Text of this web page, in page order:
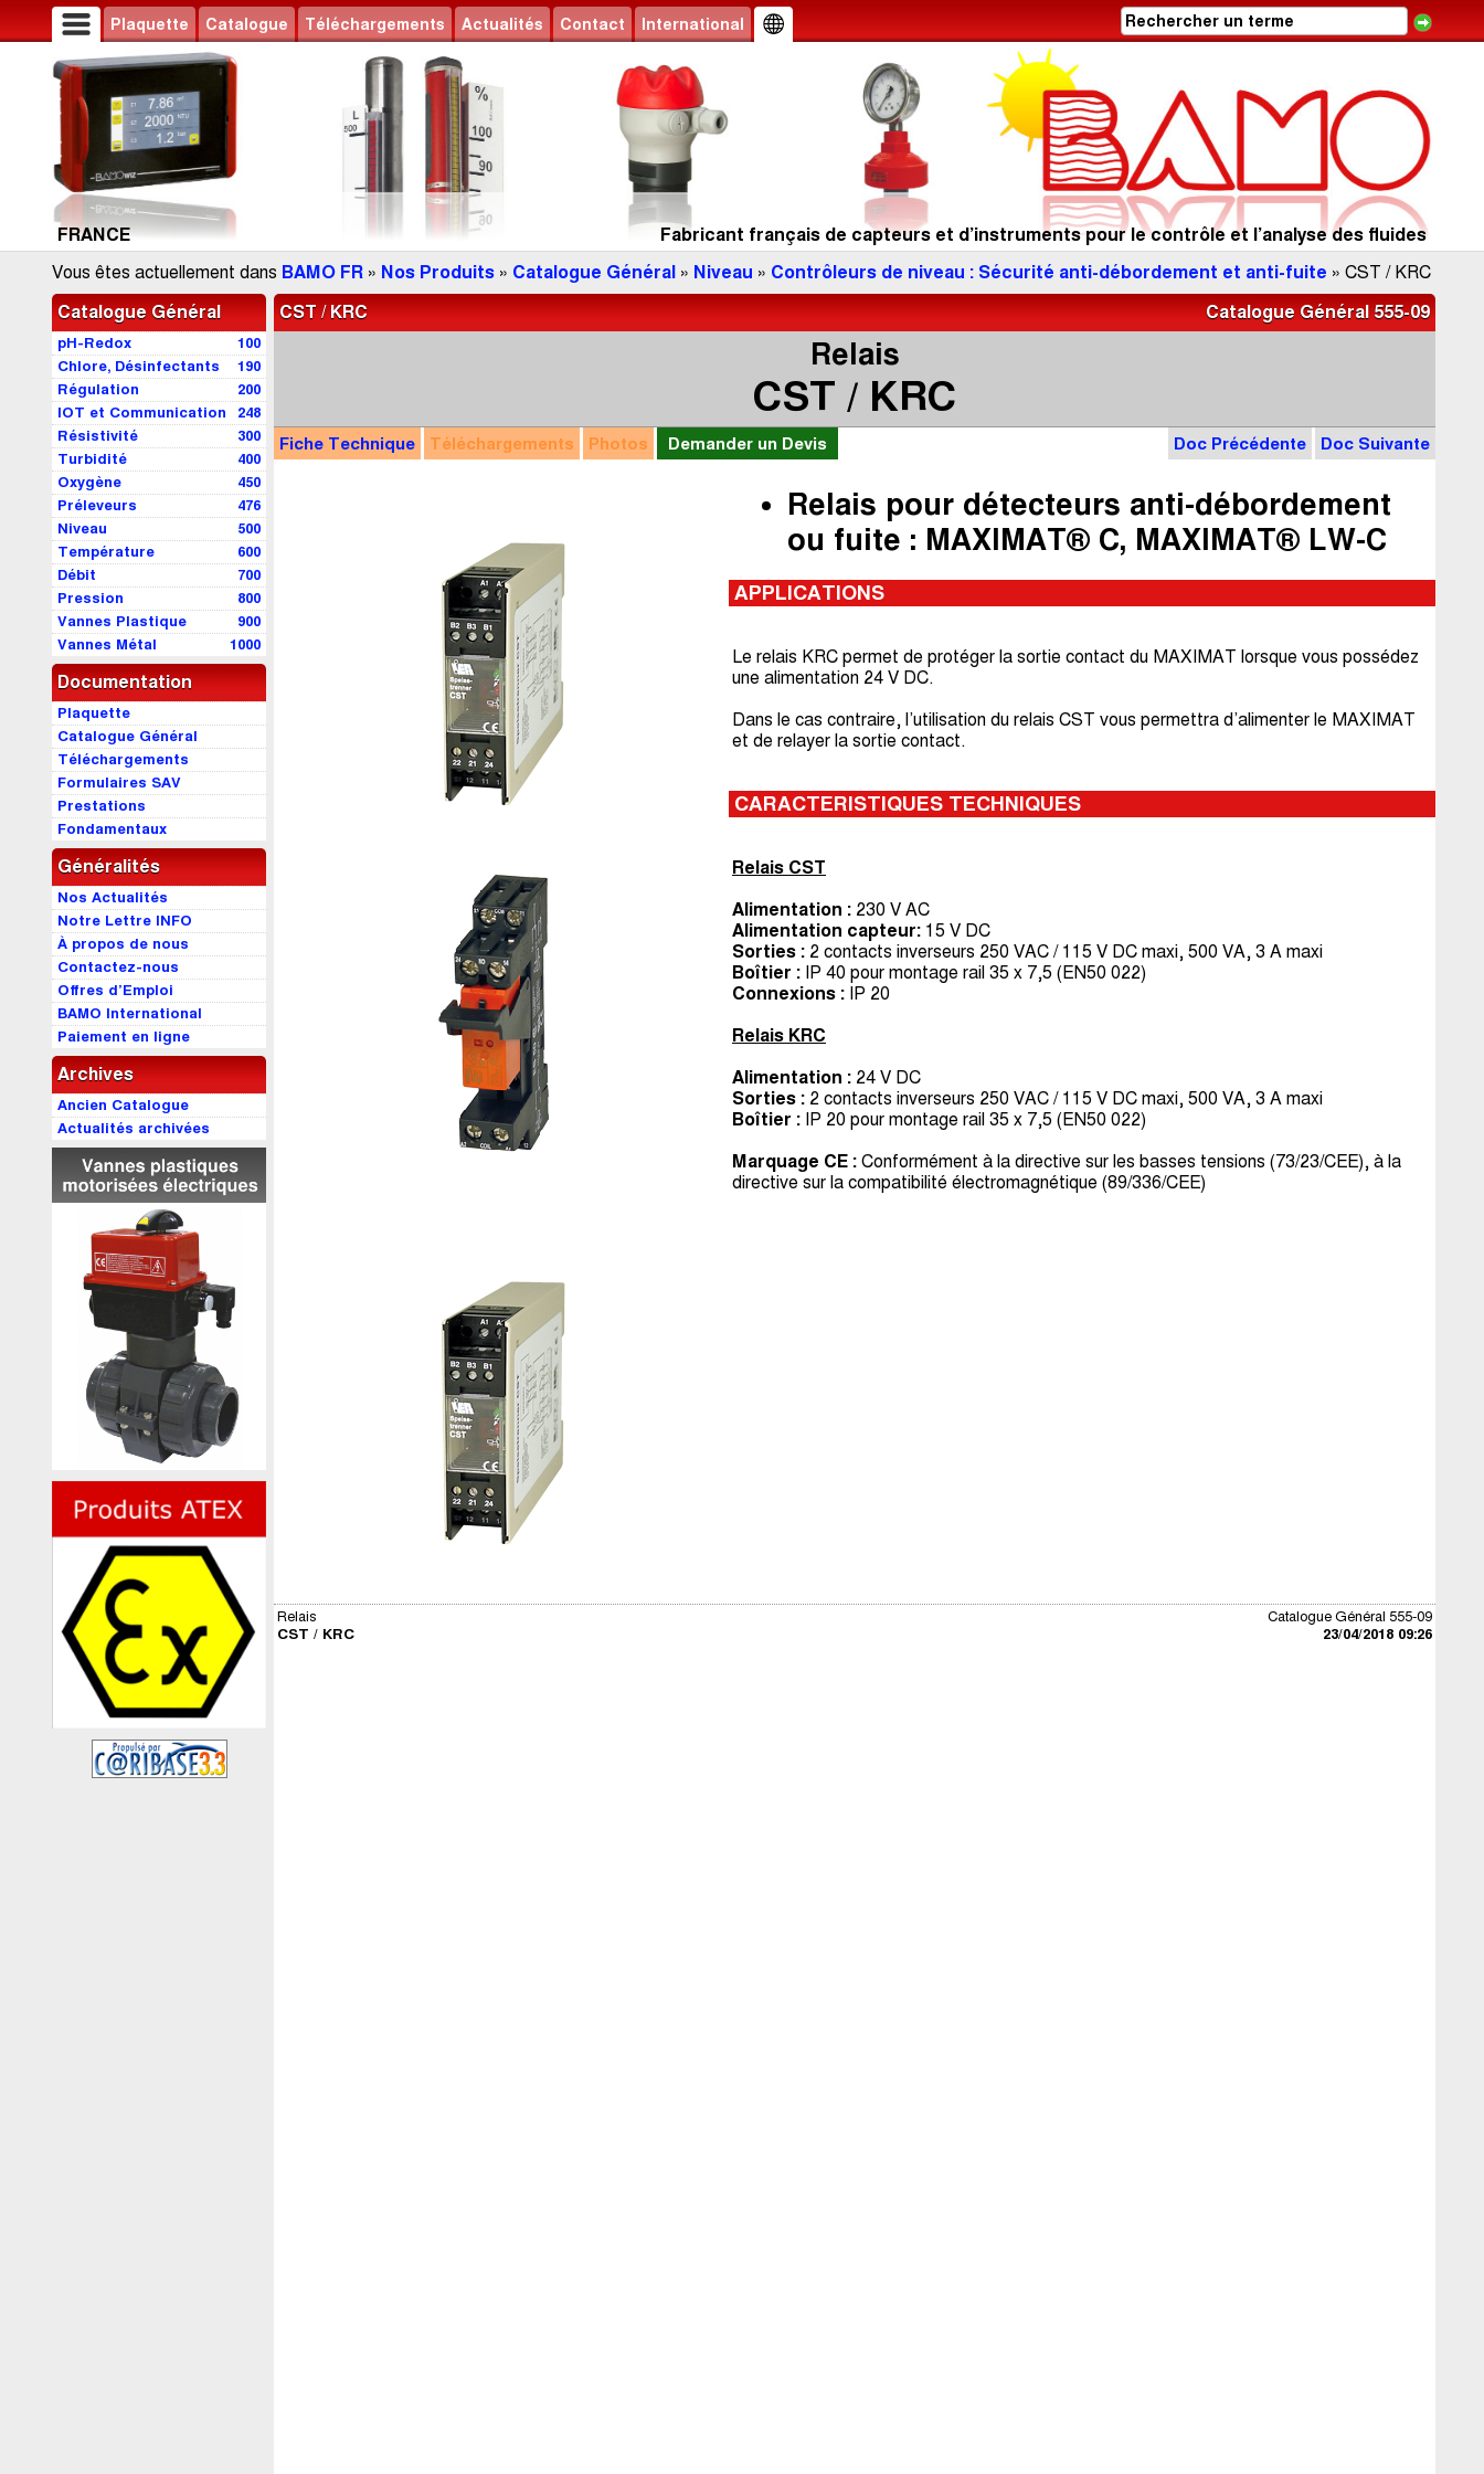
Plaquette Catalogue Téléchargements Actualités Contact International
FRANCE
Fabricant français de capteurs et d’instruments pour le contrôle et l’analyse des fluides
Vous êtes actuellement dans BAMO FR » Nos Produits » Catalogue Général » Niveau » Contrôleurs de niveau : Sécurité anti-débordement et anti-fuite » CST / KRC
Catalogue Général
100
pH-Redox
190
Chlore, Désinfectants
200
Régulation
248
IOT et Communication
300
Résistivité
400
Turbidité
450
Oxygène
476
Préleveurs
500
Niveau
600
Température
700
Débit
800
Pression
900
Vannes Plastique
1000
Vannes Métal
Documentation
Plaquette
Catalogue Général
Téléchargements
Formulaires SAV
Prestations
Fondamentaux
Généralités
Nos Actualités
Notre Lettre INFO
À propos de nous
Contactez-nous
Offres d’Emploi
BAMO International
Paiement en ligne
Archives
Ancien Catalogue
Actualités archivées
Catalogue Général 555-09
CST / KRC
Relais
CST / KRC
Doc Précédente Doc Suivante
Fiche Technique Téléchargements Photos Demander un Devis
Relais pour détecteurs anti-débordement
ou fuite : MAXIMAT® C, MAXIMAT® LW-C
APPLICATIONS
Le relais KRC permet de protéger la sortie contact du MAXIMAT lorsque vous possédez
une alimentation 24 V DC.
Dans le cas contraire, l’utilisation du relais CST vous permettra d’alimenter le MAXIMAT
et de relayer la sortie contact.
CARACTERISTIQUES TECHNIQUES
Relais CST
Alimentation : 230 V AC
Alimentation capteur: 15 V DC
Sorties : 2 contacts inverseurs 250 VAC / 115 V DC maxi, 500 VA, 3 A maxi
Boîtier : IP 40 pour montage rail 35 x 7,5 (EN50 022)
Connexions : IP 20
Relais KRC
Alimentation : 24 V DC
Sorties : 2 contacts inverseurs 250 VAC / 115 V DC maxi, 500 VA, 3 A maxi
Boîtier : IP 20 pour montage rail 35 x 7,5 (EN50 022)
Marquage CE : Conformément à la directive sur les basses tensions (73/23/CEE), à la
directive sur la compatibilité électromagnétique (89/336/CEE)
Catalogue Général 555-09
23/04/2018 09:26
Relais
CST / KRC